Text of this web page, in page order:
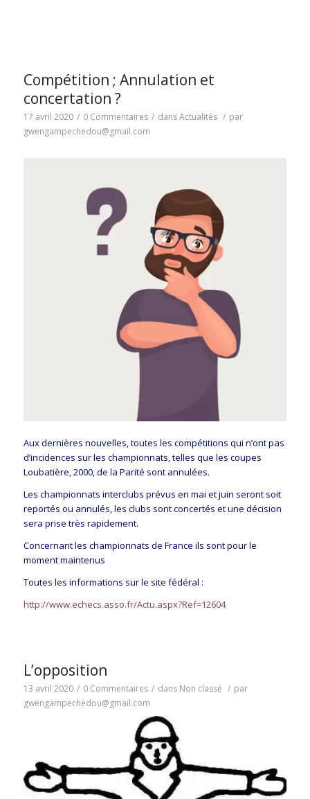
Compétition ; Annulation et
concertation ?
17 avril 2020 / 0 Commentaires / dansActualités / par
gwengampechedou@gmail.com
Aux dernières nouvelles, toutes les compétitions qui n’ont pas
d’incidences sur les championnats, telles que les coupes
Loubatière, 2000, de la Parité sont annulées.
Les championnats interclubs prévus en mai et juin seront soit
reportés ou annulés, les clubs sont concertés et une décision
sera prise très rapidement.
Concernant les championnats de France ils sont pour le
moment maintenus
Toutes les informations sur le site fédéral :
http://www.echecs.asso.fr/Actu.aspx?Ref=12604
L’opposition
13 avril 2020 / 0 Commentaires / dans Non classé / par
gwengampechedou@gmail.com